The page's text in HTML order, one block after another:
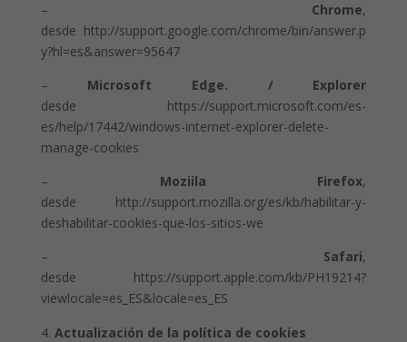
– Chrome,
desde http://support.google.com/chrome/bin/answer.p
y?hl=es&answer=95647
– Microsoft Edge. / Explorer
desde https://support.microsoft.com/es-
es/help/17442/windows-internet-explorer-delete-
manage-cookies
– Moziila Firefox,
desde http://support.mozilla.org/es/kb/habilitar-y-
deshabilitar-cookies-que-los-sitios-we
– Safari,
desde https://support.apple.com/kb/PH19214?
viewlocale=es_ES&locale=es_ES
Actualización de la política de cookies